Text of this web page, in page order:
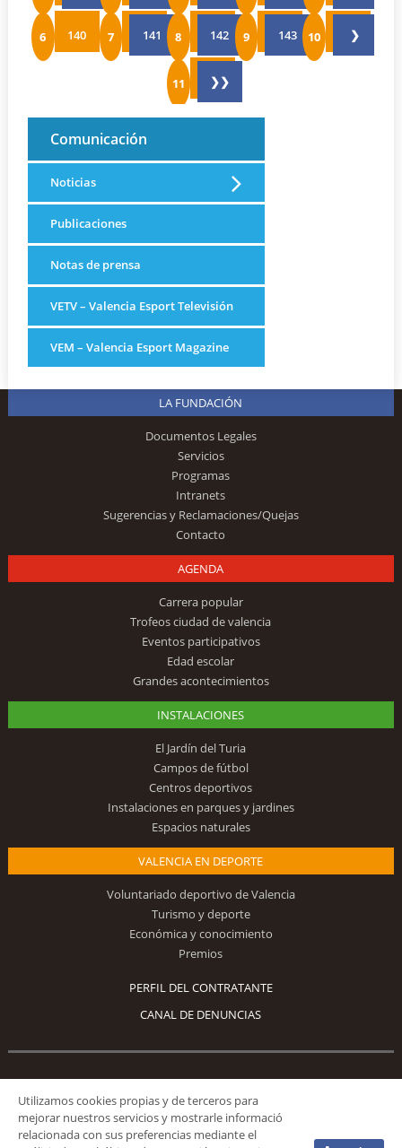
140 141 142 143 ❯
❯❯
Comunicación
Noticias
Publicaciones
Notas de prensa
VETV – Valencia Esport Televisión
VEM – Valencia Esport Magazine
LA FUNDACIÓN
Documentos Legales
Servicios
Programas
Intranets
Sugerencias y Reclamaciones/Quejas
Contacto
AGENDA
Carrera popular
Trofeos ciudad de valencia
Eventos participativos
Edad escolar
Grandes acontecimientos
INSTALACIONES
El Jardín del Turia
Campos de fútbol
Centros deportivos
Instalaciones en parques y jardines
Espacios naturales
VALENCIA EN DEPORTE
Voluntariado deportivo de Valencia
Turismo y deporte
Económica y conocimiento
Premios
PERFIL DEL CONTRATANTE
CANAL DE DENUNCIAS
Síguenos
Utilizamos cookies propias y de terceros para
mejorar nuestros servicios y mostrarle informació
relacionada con sus preferencias mediante el